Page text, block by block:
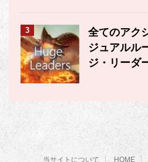
3
全てのアク
ジュアルル
ジ・リーダ
当サイトについて HOME